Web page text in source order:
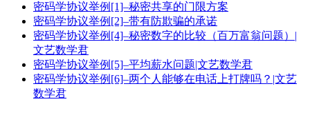
密码学协议举例[1]–秘密共享的门限方案
密码学协议举例[2]–带有防欺骗的承诺
密码学协议举例[4]–秘密数字的比较（百万富翁问题）|
文艺数学君
密码学协议举例[5]–平均薪水问题|文艺数学君
密码学协议举例[6]–两个人能够在电话上打牌吗？|文艺
数学君